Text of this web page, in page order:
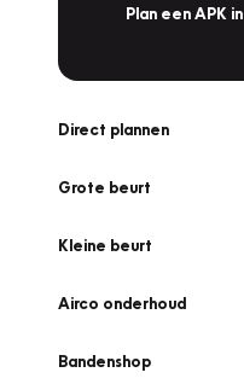
Plan een APK in
Direct plannen
Grote beurt
Kleine beurt
Airco onderhoud
Bandenshop